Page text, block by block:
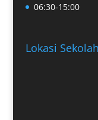
06:30-15:00
Lokasi Sekolah